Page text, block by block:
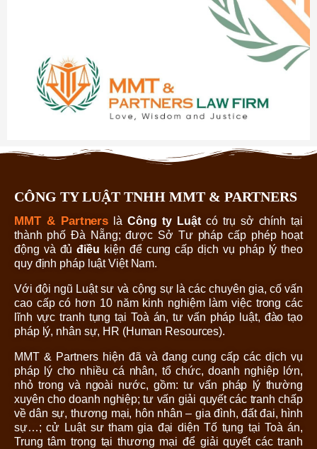
CÔNG TY LUẬT TNHH MMT & PARTNERS
MMT & Partners làCông ty Luậtcó trụ sở chính tại
thành phố Đà Nẵng; được Sở Tư pháp cấp phép hoạt
động và đủđiều kiện để cung cấp dịch vụ pháp lý theo
quy định pháp luật Việt Nam.
Với đội ngũ Luật sư và cộng sự là các chuyên gia, cố vấn
cao cấp có hơn 10 năm kinh nghiệm làm việc trong các
lĩnh vực tranh tụng tại Toà án, tư vấn pháp luật, đào tạo
pháp lý, nhân sự, HR (Human Resources).
MMT & Partners hiện đã và đang cung cấp các dịch vụ
pháp lý cho nhiều cá nhân, tổ chức, doanh nghiệp lớn,
nhỏ trong và ngoài nước, gồm: tư vấn pháp lý thường
xuyên cho doanh nghiệp; tư vấn giải quyết các tranh chấp
về dân sự, thương mại, hôn nhân – gia đình, đất đai, hình
sự…; cử Luật sư tham gia đại diện Tố tụng tại Toà án,
Trung tâm trọng tại thương mại để giải quyết các tranh